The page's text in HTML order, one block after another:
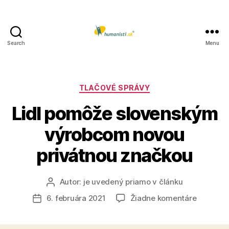
Search Menu
Kategórie
TLAČOVÉ SPRÁVY
Lidl pomôže slovenským
výrobcom novou
privátnou značkou
Autor
článku
Autor: je uvedený priamo v článku
Dátum
6. februára 2021 Žiadne komentárena